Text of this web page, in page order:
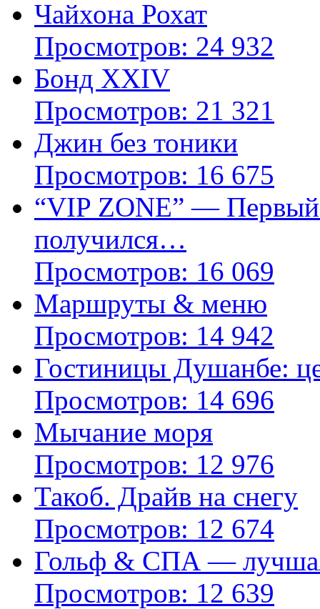
Чайхона Рохат
Просмотров: 24 932
Бонд XXIV
Просмотров: 21 321
Джин без тоники
Просмотров: 16 675
“VIP ZONE” — Первый
получился…
Просмотров: 16 069
Маршруты & меню
Просмотров: 14 942
Гостиницы Душанбе:
Просмотров: 14 696
Мычание моря
Просмотров: 12 976
Такоб. Драйв на снегу
Просмотров: 12 674
Гольф & СПА — лучшая
Просмотров: 12 639